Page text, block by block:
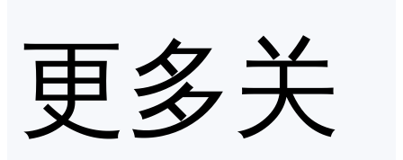
更多关